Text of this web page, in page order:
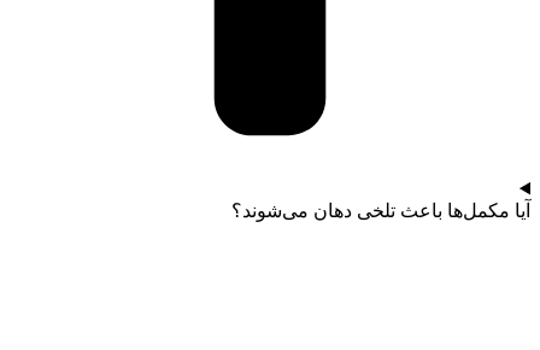
آیا مکمل‌ها باعث تلخی دهان می‌شوند؟